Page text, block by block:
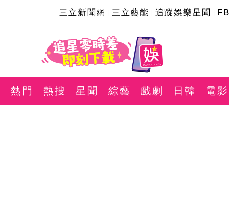
三立新聞網 三立藝能 追蹤娛樂星聞 FB
熱門 熱搜 星聞 綜藝 戲劇 日韓 電影